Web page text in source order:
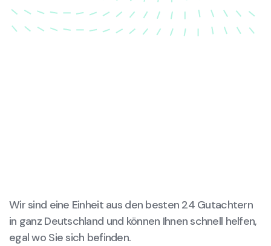
Wir sind eine Einheit aus den besten 24 Gutachtern
in ganz Deutschland und können Ihnen schnell helfen,
egal wo Sie sich befinden.